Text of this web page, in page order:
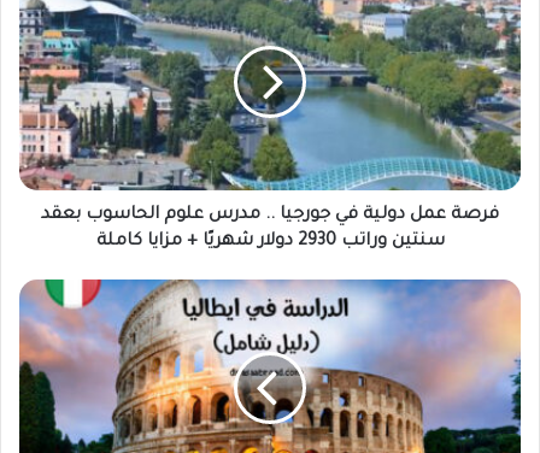
عمل
دولية
في
جورجيا
..
مدرس
علوم
الحاسوب
بعقد
2930
+
مزايا
كاملة
فرصة عمل دولية في جورجيا .. مدرس علوم الحاسوب بعقد
سنتين وراتب 2930 دولار شهريًا + مزايا كاملة
دليلك
للجامعات
في
إيطاليا
2025